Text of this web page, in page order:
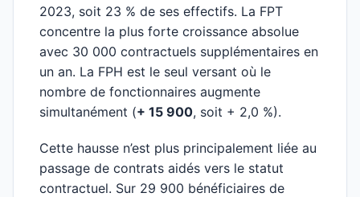
2023, soit 23 % de ses effectifs. La FPT
concentre la plus forte croissance absolue
avec 30 000 contractuels supplémentaires en
un an. La FPH est le seul versant où le
nombre de fonctionnaires augmente
simultanément (+ 15 900, soit + 2,0 %).
Cette hausse n’est plus principalement liée au
passage de contrats aidés vers le statut
contractuel. Sur 29 900 bénéficiaires de